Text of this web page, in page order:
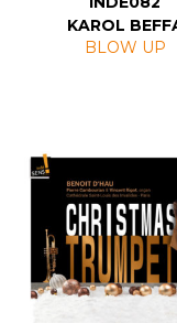
KAROL
BLOW UP